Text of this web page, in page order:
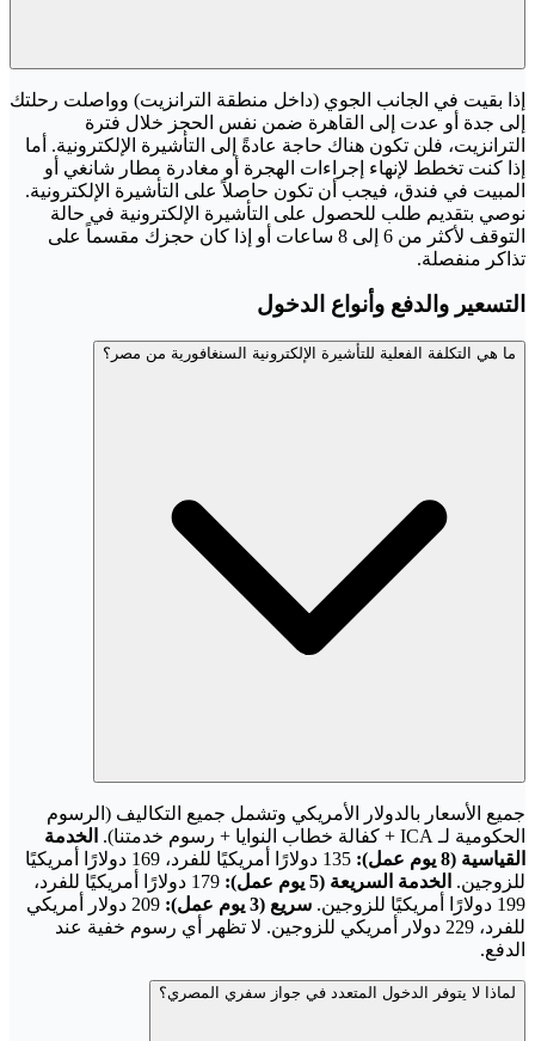
إذا بقيت في الجانب الجوي (داخل منطقة الترانزيت) وواصلت رحلتك
إلى جدة أو عدت إلى القاهرة ضمن نفس الحجز خلال فترة
الترانزيت، فلن تكون هناك حاجة عادةً إلى التأشيرة الإلكترونية. أما
إذا كنت تخطط لإنهاء إجراءات الهجرة أو مغادرة مطار شانغي أو
المبيت في فندق، فيجب أن تكون حاصلاً على التأشيرة الإلكترونية.
نوصي بتقديم طلب للحصول على التأشيرة الإلكترونية في حالة
التوقف لأكثر من 6 إلى 8 ساعات أو إذا كان حجزك مقسماً على
تذاكر منفصلة.
التسعير والدفع وأنواع الدخول
ما هي التكلفة الفعلية للتأشيرة الإلكترونية السنغافورية من مصر؟
جميع الأسعار بالدولار الأمريكي وتشمل جميع التكاليف (الرسوم
الحكومية لـ ICA + كفالة خطاب النوايا + رسوم خدمتنا).
الخدمة
القياسية (8 يوم عمل):
135 دولارًا أمريكيًا للفرد، 169 دولارًا أمريكيًا
للزوجين. الخدمة السريعة (5 يوم عمل):
179 دولارًا أمريكيًا للفرد،
199 دولارًا أمريكيًا للزوجين.
سريع (3 يوم عمل):
209 دولار أمريكي
للفرد، 229 دولار أمريكي للزوجين. لا تظهر أي رسوم خفية عند
الدفع.
لماذا لا يتوفر الدخول المتعدد في جواز سفري المصري؟